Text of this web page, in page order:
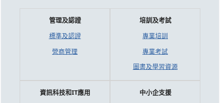
管理及認證
標準及認證
營商管理
培訓及考試
專業培訓
專業考試
圖書及學習資源
資訊科技和IT應用
中小企支援